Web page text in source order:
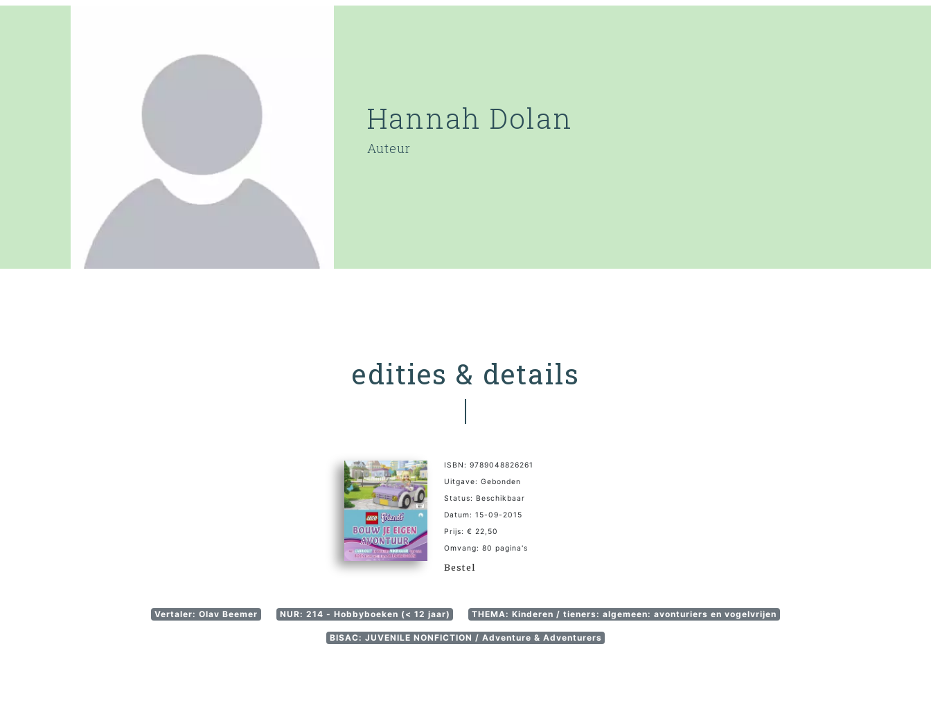
Hannah Dolan
Auteur
edities & details
ISBN: 9789048826261
Uitgave: Gebonden
Status: Beschikbaar
Datum: 15-09-2015
Prijs: € 22,50
Omvang: 80 pagina's
Bestel
Vertaler: Olav Beemer NUR: 214 - Hobbyboeken (< 12 jaar) THEMA: Kinderen / tieners: algemeen: avonturiers en vogelvrijen
BISAC: JUVENILE NONFICTION / Adventure & Adventurers